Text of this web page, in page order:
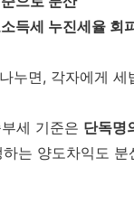
득세 누진세율 회
누면, 각자에게
세 기준은 단독명
는 양도차익도 분